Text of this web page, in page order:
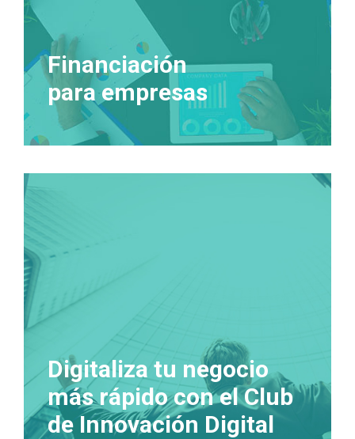
Financiación
para empresas
Digitaliza tu negocio
más rápido con el Club
de Innovación Digital